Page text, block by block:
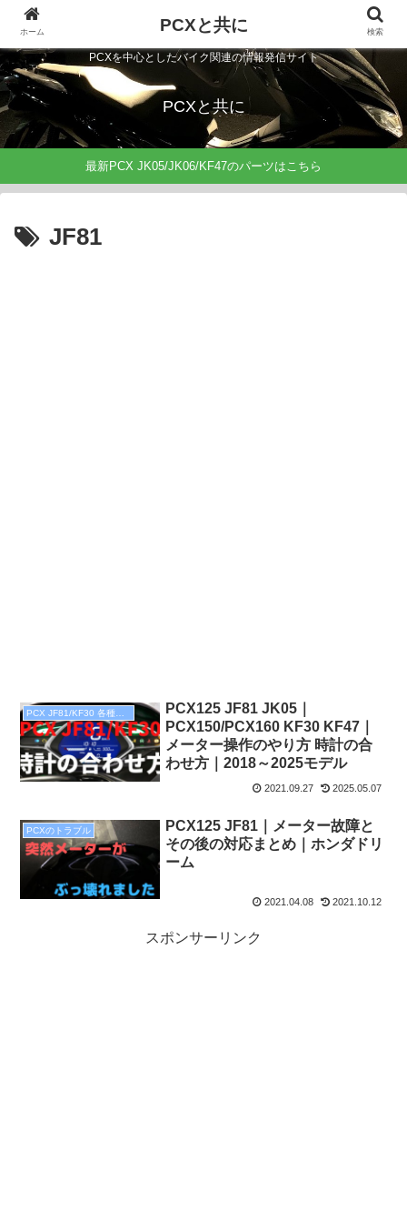
PCXを中心としたバイク関連の情報発信サイト
PCXと共に
最新PCX JK05/JK06/KF47のパーツはこちら
JF81
PCX JF81/KF30 各種設定
PCX125 JF81 JK05｜
PCX150/PCX160 KF30 KF47｜
メーター操作のやり方 時計の合
わせ方｜2018～2025モデル
2021.09.27 2025.05.07
PCXのトラブル
PCX125 JF81｜メーター故障と
その後の対応まとめ｜ホンダドリ
ーム
2021.04.08 2021.10.12
スポンサーリンク
ホーム PCXと共に 検索